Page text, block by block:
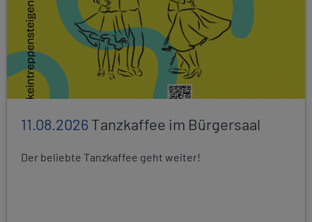
11.08.2026Tanzkaffee im Bürgersaal
Der beliebte Tanzkaffee geht weiter!